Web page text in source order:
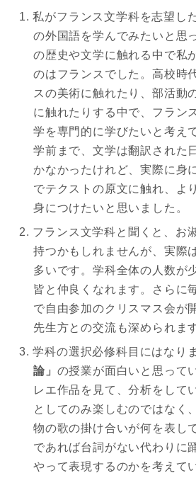
私がフランス文学科を志望し
の外国語を学んでみたいと思
の歴史や文学に触れる中で私
のはフランスでした。高校時
スの美術に触れたり、部活動
に触れたりする中で、フラン
学を専門的に学びたいと考え
学前まで、文学は翻訳された
かなかったけれど、実際に身
でテクストの原文に触れ、よ
身につけたいと思いました。
フランス文学科と聞くと、お
持つかもしれませんが、実際
多いです。学科全体の人数が
皆と仲良くなれます。さらに
で自由参加のクリスマス会が
先生方との交流も深められま
学科の選択必修科目にはなり
論」 の授業が面白いと思って
レエ作品を見て、分析をして
としてのみ楽しむのではなく
物の歌の掛け合いが何を表し
であれば台詞がない代わりに
やって表現するのかを考えて